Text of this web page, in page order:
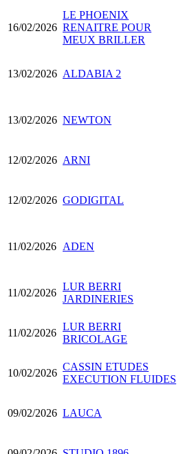
16/02/2026
LE PHOENIX
RENAITRE POUR
MEUX BRILLER
13/02/2026 ALDABIA 2
13/02/2026 NEWTON
12/02/2026 ARNI
12/02/2026 GODIGITAL
11/02/2026 ADEN
11/02/2026
LUR BERRI
JARDINERIES
11/02/2026
LUR BERRI
BRICOLAGE
10/02/2026
CASSIN ETUDES
EXECUTION FLUIDES
09/02/2026 LAUCA